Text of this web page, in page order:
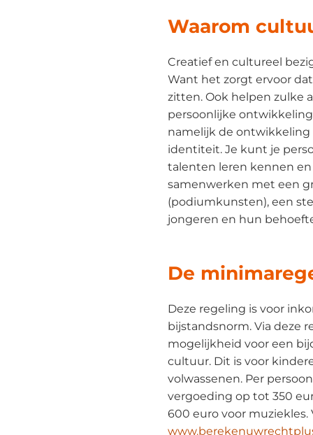
Waarom
Creatief en cultureel
Want het zorgt ervoor
zitten. Ook helpen zulke
persoonlijke
namelijk de ontwikkeling
identiteit. Je kunt je
talenten leren kennen
samenwerken met een
(podiumkunsten), een
jongeren en hun
De
Deze regeling is voor
bijstandsnorm. Via deze
mogelijkheid voor een
cultuur. Dit is voor
volwassenen. Per
vergoeding op tot 350
600 euro voor muziekles.